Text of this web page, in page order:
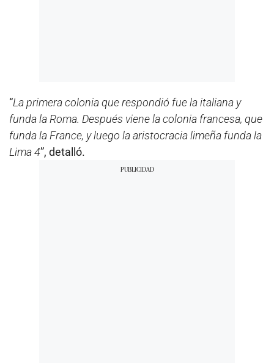
“La primera colonia que respondió fue la italiana y
funda la Roma. Después viene la colonia francesa, que
funda la France, y luego la aristocracia limeña funda la
Lima 4”, detalló.